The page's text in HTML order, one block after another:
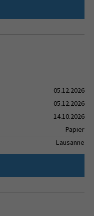
05.12.2026
05.12.2026
14.10.2026
Papier
Lausanne